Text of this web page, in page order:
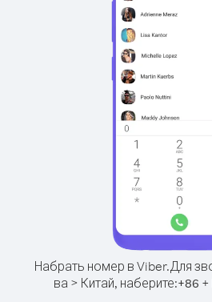
Набрать номер в Viber.Для
ва > Китай, наберите:+86 +